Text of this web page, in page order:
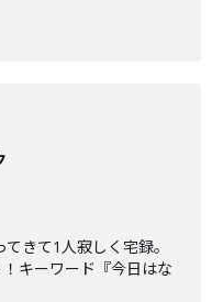
きて1人寂しく宅録。
キーワード『今日はな